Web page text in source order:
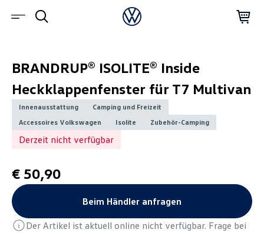
BRANDRUP® ISOLITE® Inside
Heckklappenfenster für T7 Multivan
Innenausstattung
Camping und Freizeit
Accessoires Volkswagen
Isolite Zubehör-Camping
Derzeit nicht verfügbar
€ 50,90
Beim Händler anfragen
Der Artikel ist aktuell online nicht verfügbar. Frage bei